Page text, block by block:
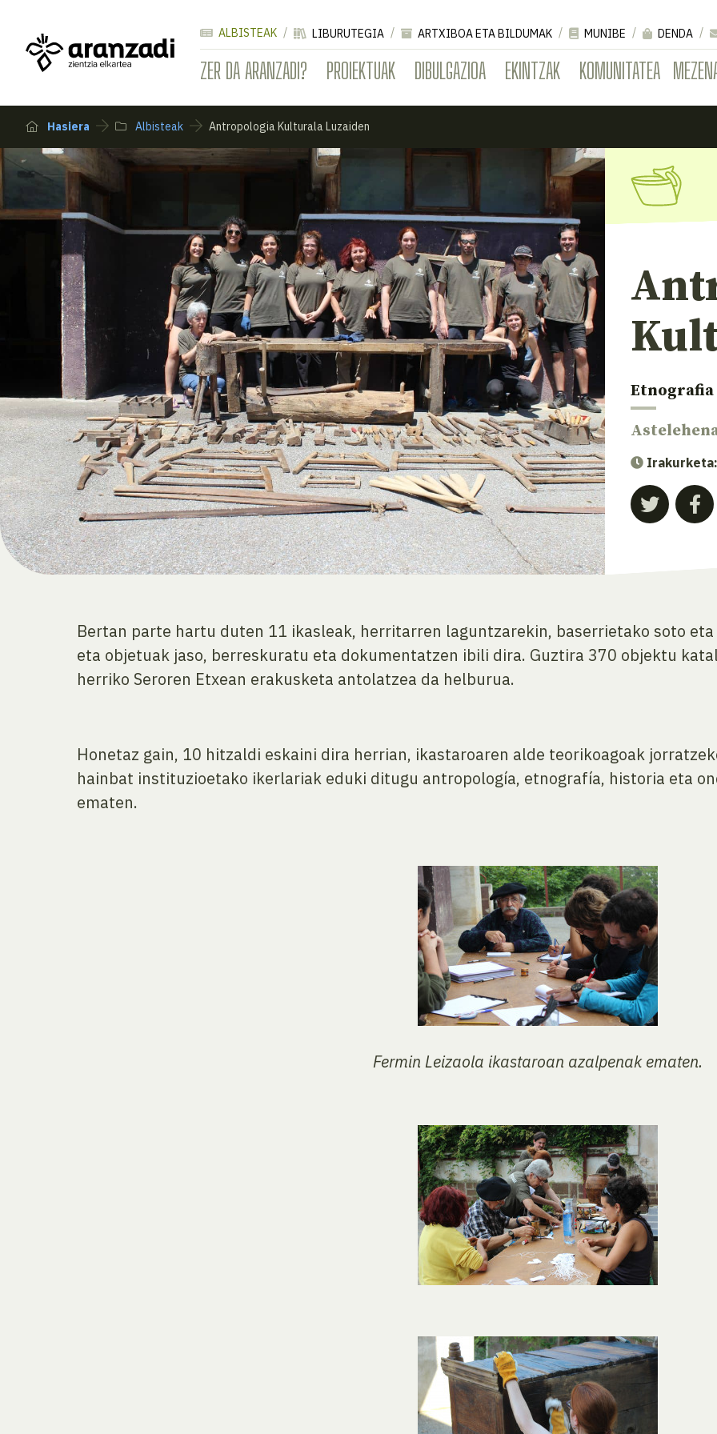
ZER DA ARANZADI? PROIEKTUAK DIBULGAZIOA EKINTZAK KOMUNITATEA
ALBISTEAK LIBURUTEGIA ARTXIBOA ETA BILDUMAK MUNIBE DENDA
Hasiera Albisteak Antropologia Kulturala Luzaiden
Etnografia
Bertan parte hartu duten 11 ikasleak, herritarren laguntzarekin, baserrietako soto
eta objetuak jaso, berreskuratu eta dokumentatzen ibili dira. Guztira 370 objektu
herriko Seroren Etxean erakusketa antolatzea da helburua.
Honetaz gain, 10 hitzaldi eskaini dira herrian, ikastaroaren alde teorikoagoak
hainbat instituzioetako ikerlariak eduki ditugu antropología, etnografía, historia eta
ematen.
Fermin Leizaola ikastaroan azalpenak ematen.